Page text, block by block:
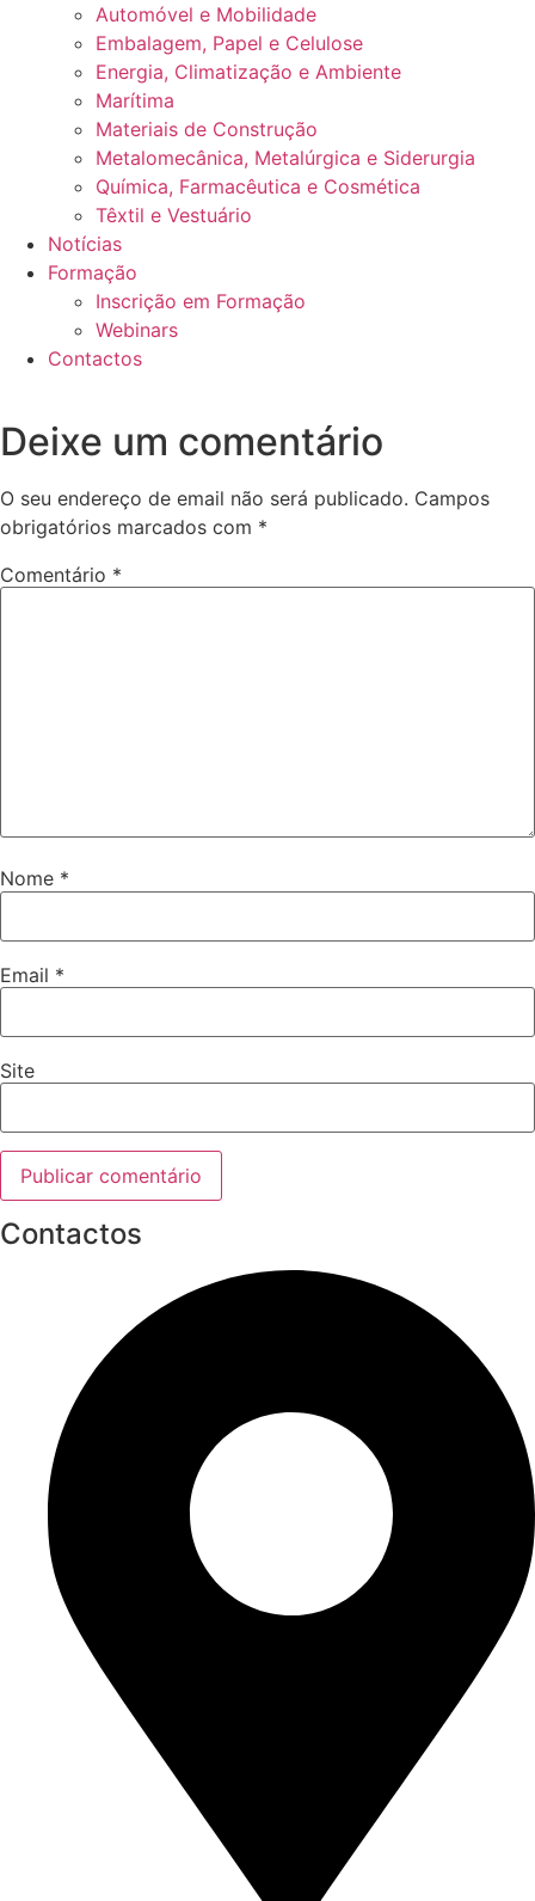
Automóvel e Mobilidade
Embalagem, Papel e Celulose
Energia, Climatização e Ambiente
Marítima
Materiais de Construção
Metalomecânica, Metalúrgica e Siderurgia
Química, Farmacêutica e Cosmética
Têxtil e Vestuário
Notícias
Formação
Inscrição em Formação
Webinars
Contactos
Deixe um comentário
O seu endereço de email não será publicado. Campos
obrigatórios marcados com *
Comentário *
Nome *
Email *
Site
Contactos